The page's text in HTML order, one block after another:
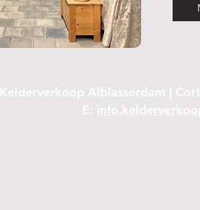
Kelderverkoop Alblasserdam |
E: